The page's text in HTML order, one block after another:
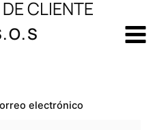
CLIENTE
electrónico